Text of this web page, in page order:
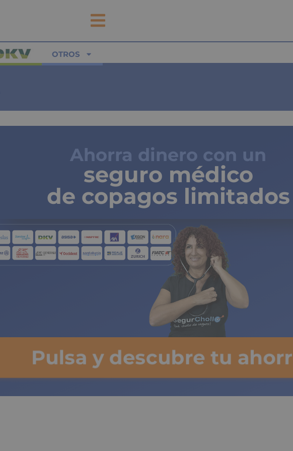
OTROS
Ahorra dinero con un
seguro médico
de copagos limitados
Pulsa y descubre tu